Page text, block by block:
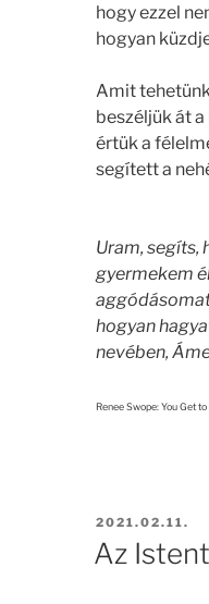
hogy ezzel
hogyan
Amit
beszéljük át
értük a
segített a
Uram, segíts,
gyermekem
hogyan
nevében,
Renee Swope: You Get
POSTED
2021.02.11.
Az